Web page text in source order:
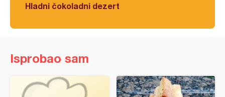
Hladni čokoladni dezert
Isprobao sam